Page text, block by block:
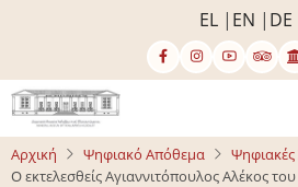
κυρίως
περιεχόμενο
EL EN DE
Αρχική Ψηφιακό Απόθεμα
Ψηφιακές
Ο εκτελεσθείς Αγιαννιτόπουλος Αλέκος